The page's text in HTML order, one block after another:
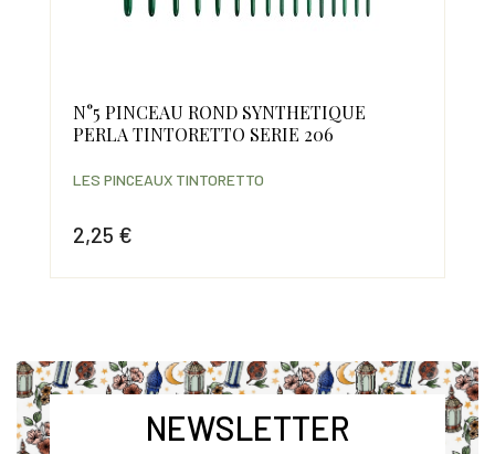
N°5 PINCEAU ROND SYNTHETIQUE
PERLA TINTORETTO SERIE 206
2,25 €
LES PINCEAUX TINTORETTO
NEWSLETTER